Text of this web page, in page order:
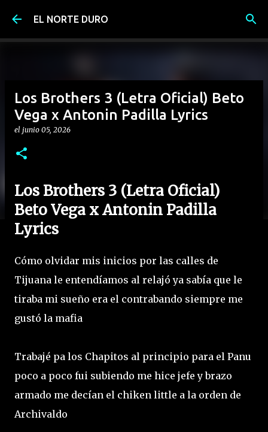
Ir al contenido principal
EL NORTE DURO
Los Brothers 3 (Letra Oficial) Beto
Vega x Antonin Padilla Lyrics
el junio 05, 2026
Los Brothers 3 (Letra Oficial)
Beto Vega x Antonin Padilla
Lyrics
Cómo olvidar mis inicios por las calles de
Tijuana le entendíamos al relajó ya sabía que le
tiraba mi sueño era el contrabando siempre me
gustó la mafia
Trabajé pa los Chapitos al principio para el Panu
poco a poco fui subiendo me hice jefe y brazo
armado me decían el chiken little a la orden de
Archivaldo